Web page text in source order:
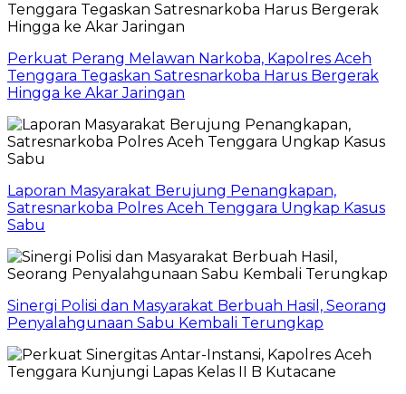
Perkuat Perang Melawan Narkoba, Kapolres Aceh
Tenggara Tegaskan Satresnarkoba Harus Bergerak
Hingga ke Akar Jaringan
Laporan Masyarakat Berujung Penangkapan,
Satresnarkoba Polres Aceh Tenggara Ungkap Kasus
Sabu
Sinergi Polisi dan Masyarakat Berbuah Hasil, Seorang
Penyalahgunaan Sabu Kembali Terungkap